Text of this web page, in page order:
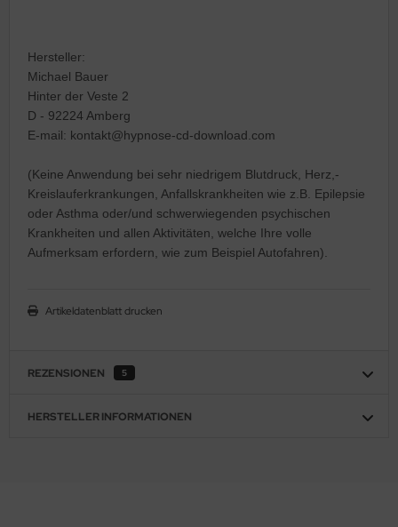
Hersteller:
Michael Bauer
Hinter der Veste 2
D - 92224 Amberg
E-mail: kontakt@hypnose-cd-download.com
(Keine Anwendung bei sehr niedrigem Blutdruck, Herz,-
Kreislauferkrankungen, Anfallskrankheiten wie z.B. Epilepsie
oder Asthma oder/und schwerwiegenden psychischen
Krankheiten und allen Aktivitäten, welche Ihre volle
Aufmerksam erfordern, wie zum Beispiel Autofahren).
Artikeldatenblatt drucken
REZENSIONEN 5
HERSTELLER INFORMATIONEN